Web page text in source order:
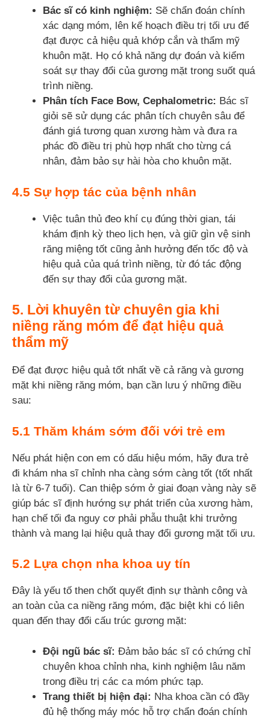
Bác sĩ có kinh nghiệm: Sẽ chẩn đoán chính
xác dạng móm, lên kế hoạch điều trị tối ưu để
đạt được cả hiệu quả khớp cắn và thẩm mỹ
khuôn mặt. Họ có khả năng dự đoán và kiểm
soát sự thay đổi của gương mặt trong suốt quá
trình niềng.
Phân tích Face Bow, Cephalometric: Bác sĩ
giỏi sẽ sử dụng các phân tích chuyên sâu để
đánh giá tương quan xương hàm và đưa ra
phác đồ điều trị phù hợp nhất cho từng cá
nhân, đảm bảo sự hài hòa cho khuôn mặt.
4.5 Sự hợp tác của bệnh nhân
Việc tuân thủ đeo khí cụ đúng thời gian, tái
khám định kỳ theo lịch hẹn, và giữ gìn vệ sinh
răng miệng tốt cũng ảnh hưởng đến tốc độ và
hiệu quả của quá trình niềng, từ đó tác động
đến sự thay đổi của gương mặt.
5. Lời khuyên từ chuyên gia khi
niềng răng móm để đạt hiệu quả
thẩm mỹ
Để đạt được hiệu quả tốt nhất về cả răng và gương
mặt khi niềng răng móm, bạn cần lưu ý những điều
sau:
5.1 Thăm khám sớm đối với trẻ em
Nếu phát hiện con em có dấu hiệu móm, hãy đưa trẻ
đi khám nha sĩ chỉnh nha càng sớm càng tốt (tốt nhất
là từ 6-7 tuổi). Can thiệp sớm ở giai đoạn vàng này sẽ
giúp bác sĩ định hướng sự phát triển của xương hàm,
hạn chế tối đa nguy cơ phải phẫu thuật khi trưởng
thành và mang lại hiệu quả thay đổi gương mặt tối ưu.
5.2 Lựa chọn nha khoa uy tín
Đây là yếu tố then chốt quyết định sự thành công và
an toàn của ca niềng răng móm, đặc biệt khi có liên
quan đến thay đổi cấu trúc gương mặt:
Đội ngũ bác sĩ: Đảm bảo bác sĩ có chứng chỉ
chuyên khoa chỉnh nha, kinh nghiệm lâu năm
trong điều trị các ca móm phức tạp.
Trang thiết bị hiện đại: Nha khoa cần có đầy
đủ hệ thống máy móc hỗ trợ chẩn đoán chính